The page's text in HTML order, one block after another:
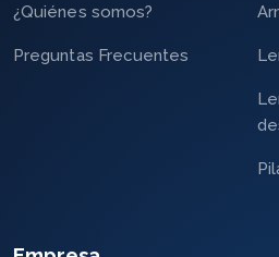
¿Quiénes somos?
Preguntas Frecuentes